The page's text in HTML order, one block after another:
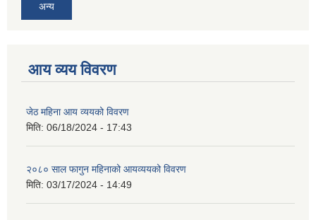
अन्य
आय व्यय विवरण
जेठ महिना आय व्ययको विवरण
मिति: 06/18/2024 - 17:43
२०८० साल फागुन महिनाको आयव्ययको विवरण
मिति: 03/17/2024 - 14:49